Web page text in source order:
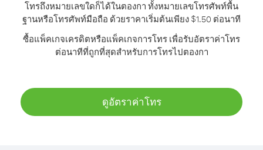
โทรถึงหมายเลขใดก็ได้ในตองกา ทั้งหมายเลขโทรศัพท์พื้น
ฐานหรือโทรศัพท์มือถือ ด้วยราคาเริ่มต้นเพียง $1.50 ต่อนาที
ซื้อแพ็คเกจเครดิตหรือแพ็คเกจการโทร เพื่อรับอัตราค่าโทร
ต่อนาทีที่ถูกที่สุดสำหรับการโทรไปตองกา
ดูอัตราค่าโทร